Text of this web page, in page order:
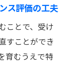
ス評価の工夫
ことで、受け
すことができ
育むうえで特